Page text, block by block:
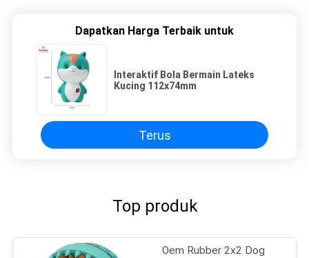
Dapatkan Harga Terbaik untuk
Interaktif Bola Bermain Lateks
Kucing 112x74mm
Terus
Top produk
Oem Rubber 2x2 Dog